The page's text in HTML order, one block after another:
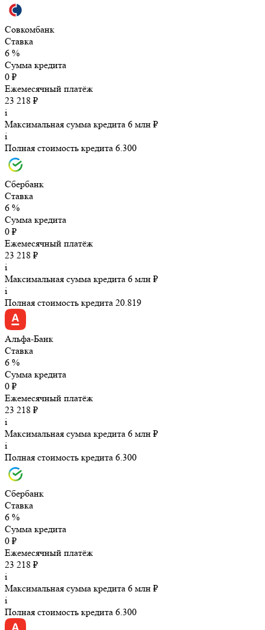
Совкомбанк
Ставка
6 %
Сумма кредита
0 ₽
Ежемесячный платёж
23 218 ₽
i
Максимальная сумма кредита 6 млн ₽
i
Полная стоимость кредита 6.300
Сбербанк
Ставка
6 %
Сумма кредита
0 ₽
Ежемесячный платёж
23 218 ₽
i
Максимальная сумма кредита 6 млн ₽
i
Полная стоимость кредита 20.819
Альфа-Банк
Ставка
6 %
Сумма кредита
0 ₽
Ежемесячный платёж
23 218 ₽
i
Максимальная сумма кредита 6 млн ₽
i
Полная стоимость кредита 6.300
Сбербанк
Ставка
6 %
Сумма кредита
0 ₽
Ежемесячный платёж
23 218 ₽
i
Максимальная сумма кредита 6 млн ₽
i
Полная стоимость кредита 6.300